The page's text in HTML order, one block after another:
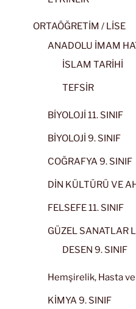
ORTAÖĞRETİM / LİSE
ANADOLU İMAM
İSLAM TARİHİ
TEFSİR
BİYOLOJİ 11. SINIF
BİYOLOJİ 9. SINIF
COĞRAFYA 9. SINIF
DİN KÜLTÜRÜ VE
FELSEFE 11. SINIF
GÜZEL SANATLAR
DESEN 9. SINIF
Hemşirelik, Hasta ve
KİMYA 9. SINIF